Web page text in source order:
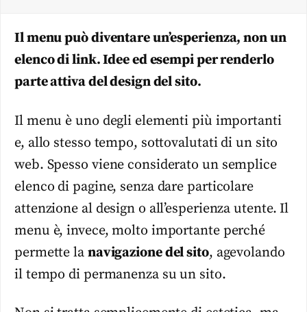
Il menu può diventare un’esperienza, non un
elenco di link. Idee ed esempi per renderlo
parte attiva del design del sito.
Il menu è uno degli elementi più importanti
e, allo stesso tempo, sottovalutati di un sito
web. Spesso viene considerato un semplice
elenco di pagine, senza dare particolare
attenzione al design o all’esperienza utente. Il
menu è, invece, molto importante perché
permette la navigazione del sito, agevolando
il tempo di permanenza su un sito.